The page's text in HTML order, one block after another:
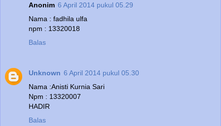
Anonim 6 April 2014 pukul 05.29
Nama : fadhila ulfa
npm : 13320018
Balas
Unknown 6 April 2014 pukul 05.30
Nama :Anisti Kurnia Sari
Npm : 13320007
HADIR
Balas